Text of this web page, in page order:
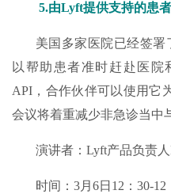
5.由Lyft提供支持的患
美国多家医院已经签署
以帮助患者准时赶赴医院
API，合作伙伴可以使用它
会议将着重减少非急诊当中
演讲者：Lyft产品负责人
时间：3月6日12：30-12